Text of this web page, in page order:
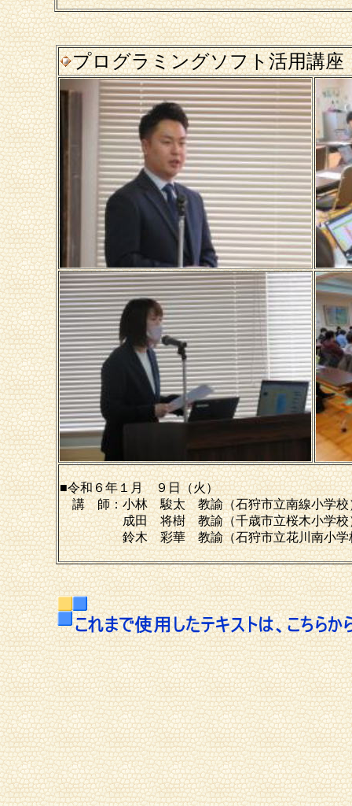
プログラミングソフト活用講座
■令和６年１月 ９日（火）
講 師：小林 駿太 教諭（石狩市立南線小学校
成田 将樹 教諭（千歳市立桜木小学校
鈴木 彩華 教諭（石狩市立花川南小学